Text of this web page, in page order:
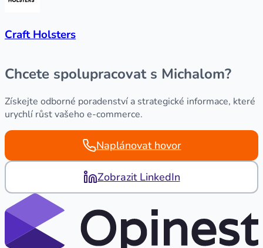
Craft Holsters
Chcete spolupracovat s Michalom?
Získejte odborné poradenství a strategické informace, které
urychlí růst vašeho e-commerce.
Naplánovat hovor
Zobrazit LinkedIn